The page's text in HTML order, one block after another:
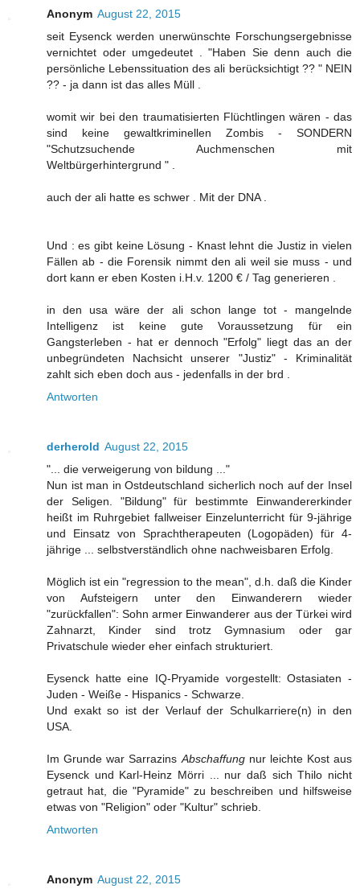
Anonym August 22, 2015
seit Eysenck werden unerwünschte Forschungsergebnisse
vernichtet oder umgedeutet . "Haben Sie denn auch die
persönliche Lebenssituation des ali berücksichtigt ?? " NEIN
?? - ja dann ist das alles Müll .
womit wir bei den traumatisierten Flüchtlingen wären - das
sind keine gewaltkriminellen Zombis - SONDERN
"Schutzsuchende Auchmenschen mit
Weltbürgerhintergrund " .
auch der ali hatte es schwer . Mit der DNA .
Und : es gibt keine Lösung - Knast lehnt die Justiz in vielen
Fällen ab - die Forensik nimmt den ali weil sie muss - und
dort kann er eben Kosten i.H.v. 1200 € / Tag generieren .
in den usa wäre der ali schon lange tot - mangelnde
Intelligenz ist keine gute Voraussetzung für ein
Gangsterleben - hat er dennoch "Erfolg" liegt das an der
unbegründeten Nachsicht unserer "Justiz" - Kriminalität
zahlt sich eben doch aus - jedenfalls in der brd .
Antworten
derherold August 22, 2015
"... die verweigerung von bildung ..."
Nun ist man in Ostdeutschland sicherlich noch auf der Insel
der Seligen. "Bildung" für bestimmte Einwandererkinder
heißt im Ruhrgebiet fallweiser Einzelunterricht für 9-jährige
und Einsatz von Sprachtherapeuten (Logopäden) für 4-
jährige ... selbstverständlich ohne nachweisbaren Erfolg.
Möglich ist ein "regression to the mean", d.h. daß die Kinder
von Aufsteigern unter den Einwanderern wieder
"zurückfallen": Sohn armer Einwanderer aus der Türkei wird
Zahnarzt, Kinder sind trotz Gymnasium oder gar
Privatschule wieder eher einfach strukturiert.
Eysenck hatte eine IQ-Pryamide vorgestellt: Ostasiaten -
Juden - Weiße - Hispanics - Schwarze.
Und exakt so ist der Verlauf der Schulkarriere(n) in den
USA.
Im Grunde war SarrazinsAbschaffungnur leichte Kost aus
Eysenck und Karl-Heinz Mörri ... nur daß sich Thilo nicht
getraut hat, die "Pyramide" zu beschreiben und hilfsweise
etwas von "Religion" oder "Kultur" schrieb.
Antworten
Anonym August 22, 2015